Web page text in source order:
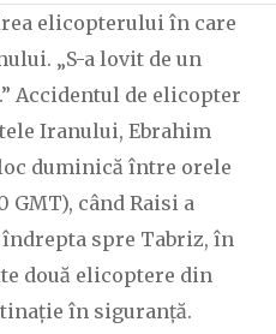
2024 224 LIKES
elicopterului în care
„S-a lovit de un
Accidentul de elicopter
Iranului, Ebrahim
duminică între orele
GMT), când Raisi a
spre Tabriz, în
două elicoptere din
în siguranță.